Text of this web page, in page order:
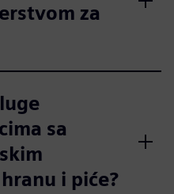
za
sa
i piće?